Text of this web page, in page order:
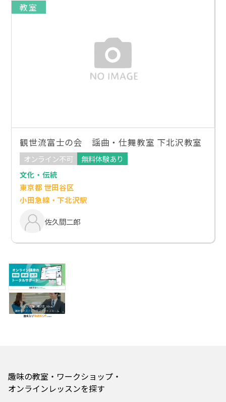
教室
観世流富士の会 謡曲・仕舞教室 下北沢教室
オンライン不可
無料体験あり
文化・伝統
東京都 世田谷区
小田急線・下北沢駅
佐久間二郎
趣味の教室・ワークショップ・
オンラインレッスンを探す